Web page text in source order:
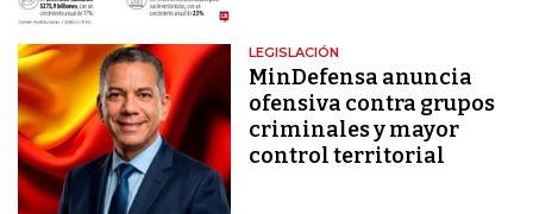
LEGISLACIÓN
MinDefensa anuncia
ofensiva contra grupos
criminales y mayor
control territorial